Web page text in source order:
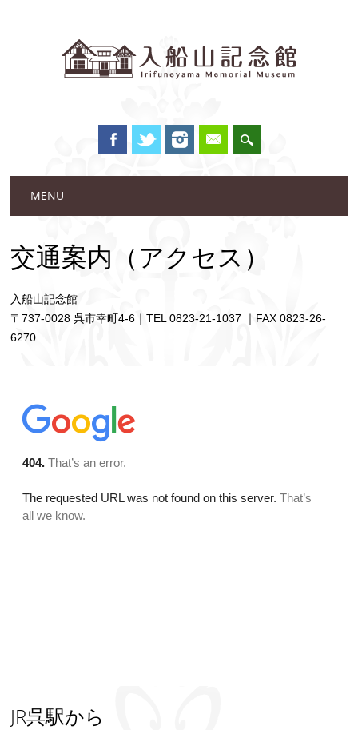
Main menu
MENU
交通案内（アクセス）
入船山記念館
〒737-0028 呉市幸町4-6｜TEL 0823-21-1037 ｜FAX 0823-26-
6270
JR呉駅から